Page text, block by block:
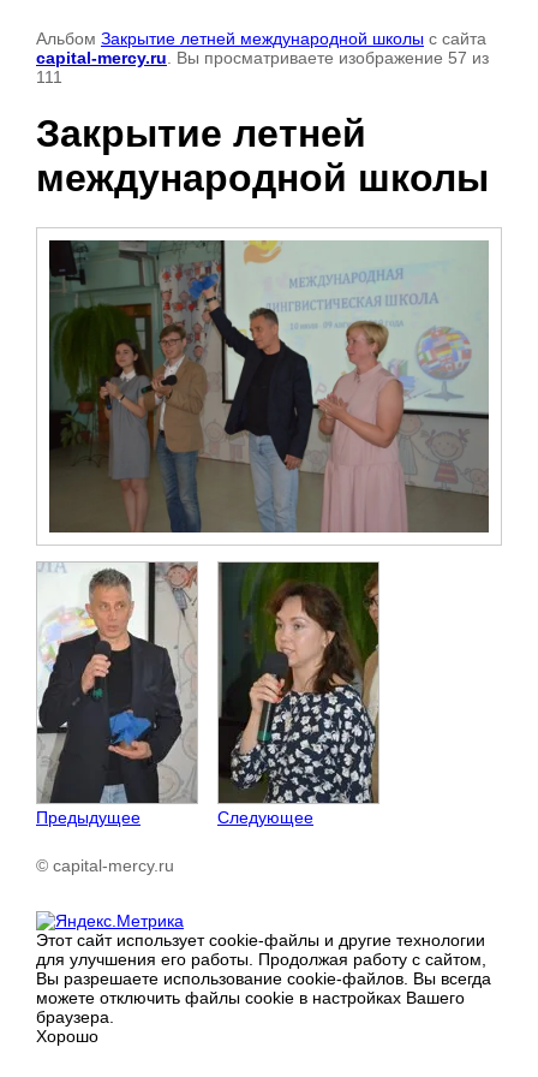
Альбом Закрытие летней международной школы с сайта
capital-mercy.ru . Вы просматриваете изображение 57 из
111
Закрытие летней
международной школы
Предыдущее Следующее
© capital-mercy.ru
Этот сайт использует cookie-файлы и другие технологии
для улучшения его работы. Продолжая работу с сайтом,
Вы разрешаете использование cookie-файлов. Вы всегда
можете отключить файлы cookie в настройках Вашего
браузера.
Хорошо